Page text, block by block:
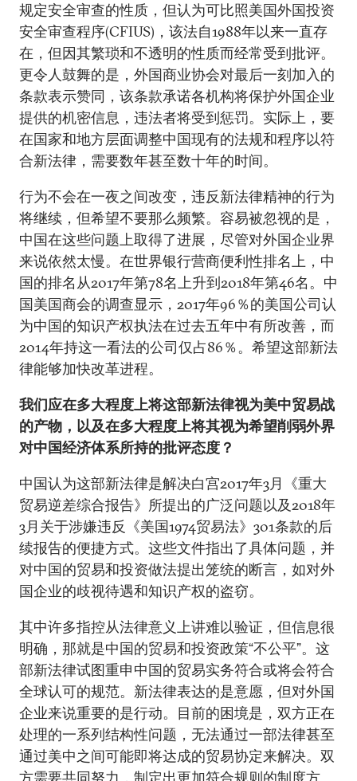
规定安全审查的性质，但认为可比照美国外国投资
安全审查程序(CFIUS)，该法自1988年以来一直存
在，但因其繁琐和不透明的性质而经常受到批评。
更令人鼓舞的是，外国商业协会对最后一刻加入的
条款表示赞同，该条款承诺各机构将保护外国企业
提供的机密信息，违法者将受到惩罚。实际上，要
在国家和地方层面调整中国现有的法规和程序以符
合新法律，需要数年甚至数十年的时间。
行为不会在一夜之间改变，违反新法律精神的行为
将继续，但希望不要那么频繁。容易被忽视的是，
中国在这些问题上取得了进展，尽管对外国企业界
来说依然太慢。在世界银行营商便利性排名上，中
国的排名从2017年第78名上升到2018年第46名。中
国美国商会的调查显示，2017年96％的美国公司认
为中国的知识产权执法在过去五年中有所改善，而
2014年持这一看法的公司仅占86％。希望这部新法
律能够加快改革进程。
我们应在多大程度上将这部新法律视为美中贸易战
的产物，以及在多大程度上将其视为希望削弱外界
对中国经济体系所持的批评态度？
中国认为这部新法律是解决白宫2017年3月《重大
贸易逆差综合报告》所提出的广泛问题以及2018年
3月关于涉嫌违反《美国1974贸易法》301条款的后
续报告的便捷方式。这些文件指出了具体问题，并
对中国的贸易和投资做法提出笼统的断言，如对外
国企业的歧视待遇和知识产权的盗窃。
其中许多指控从法律意义上讲难以验证，但信息很
明确，那就是中国的贸易和投资政策“不公平”。这
部新法律试图重申中国的贸易实务符合或将会符合
全球认可的规范。新法律表达的是意愿，但对外国
企业来说重要的是行动。目前的困境是，双方正在
处理的一系列结构性问题，无法通过一部法律甚至
通过美中之间可能即将达成的贸易协定来解决。双